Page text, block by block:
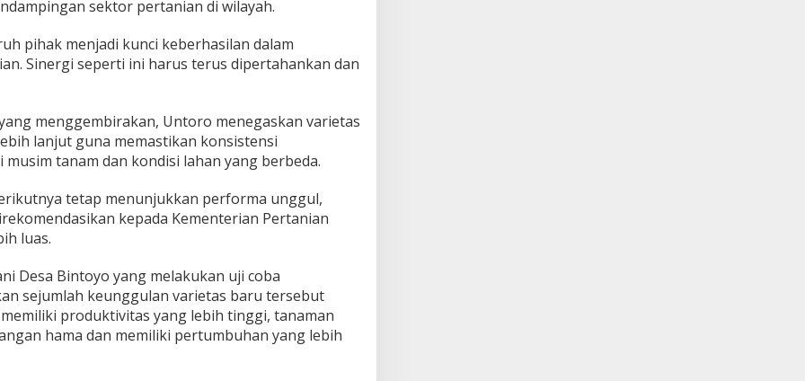
sektor pertanian di wilayah.
pihak menjadi kunci keberhasilan dalam
Sinergi seperti ini harus terus dipertahankan dan
menggembirakan, Untoro menegaskan varietas
lanjut guna memastikan konsistensi
tanam dan kondisi lahan yang berbeda.
tetap menunjukkan performa unggul,
kepada Kementerian Pertanian
luas.
Desa Bintoyo yang melakukan uji coba
sejumlah keunggulan varietas baru tersebut
produktivitas yang lebih tinggi, tanaman
hama dan memiliki pertumbuhan yang lebih